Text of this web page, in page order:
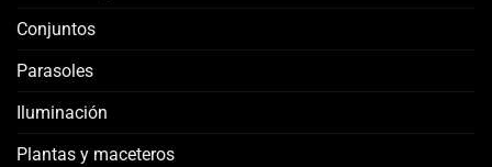
Conjuntos
Parasoles
Iluminación
Plantas y maceteros